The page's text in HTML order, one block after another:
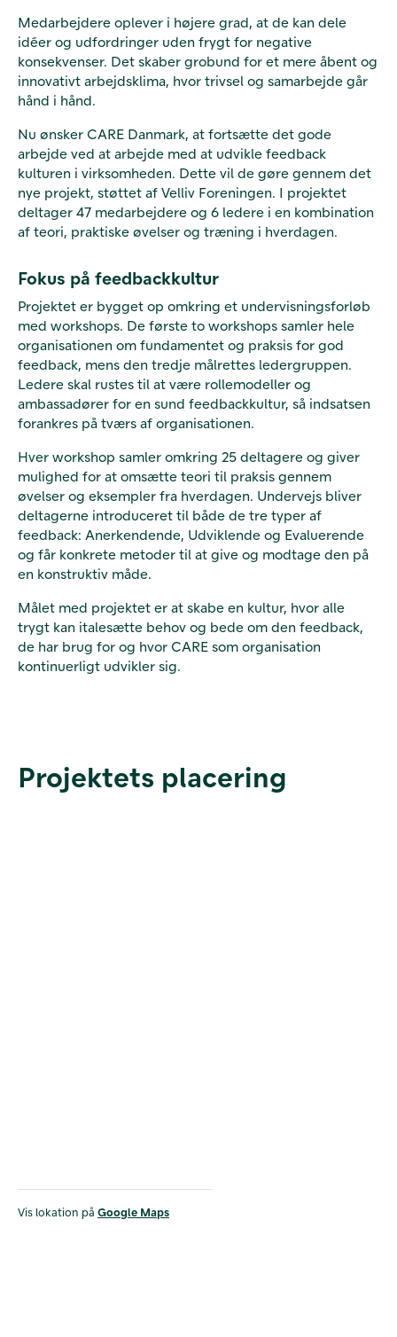
Medarbejdere oplever i højere grad, at de kan dele
idéer og udfordringer uden frygt for negative
konsekvenser. Det skaber grobund for et mere åbent og
innovativt arbejdsklima, hvor trivsel og samarbejde går
hånd i hånd.
Nu ønsker CARE Danmark, at fortsætte det gode
arbejde ved at arbejde med at udvikle feedback
kulturen i virksomheden. Dette vil de gøre gennem det
nye projekt, støttet af Velliv Foreningen. I projektet
deltager 47 medarbejdere og 6 ledere i en kombination
af teori, praktiske øvelser og træning i hverdagen.
Fokus på feedbackkultur
Projektet er bygget op omkring et undervisningsforløb
med workshops. De første to workshops samler hele
organisationen om fundamentet og praksis for god
feedback, mens den tredje målrettes ledergruppen.
Ledere skal rustes til at være rollemodeller og
ambassadører for en sund feedbackkultur, så indsatsen
forankres på tværs af organisationen.
Hver workshop samler omkring 25 deltagere og giver
mulighed for at omsætte teori til praksis gennem
øvelser og eksempler fra hverdagen. Undervejs bliver
deltagerne introduceret til både de tre typer af
feedback: Anerkendende, Udviklende og Evaluerende
og får konkrete metoder til at give og modtage den på
en konstruktiv måde.
Målet med projektet er at skabe en kultur, hvor alle
trygt kan italesætte behov og bede om den feedback,
de har brug for og hvor CARE som organisation
kontinuerligt udvikler sig.
Projektets placering
Vis lokation på Google Maps